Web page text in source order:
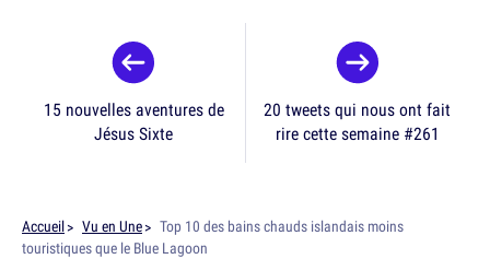
15 nouvelles aventures de
Jésus Sixte
20 tweets qui nous ont fait
rire cette semaine #261
Accueil Vu en Une
Top 10 des bains chauds islandais moins
touristiques que le Blue Lagoon